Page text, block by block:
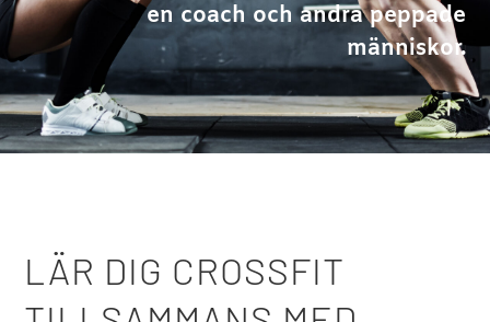
en coach och andra peppade
människor.
LÄR DIG CROSSFIT